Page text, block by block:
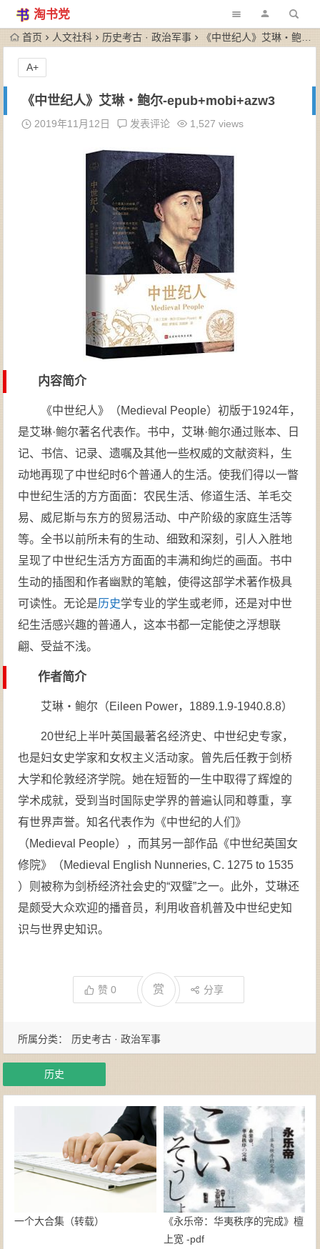
淘书党
首页 人文社科 历史考古 · 政治军事 《中世纪人》艾琳・鲍尔-epub+mobi+azw3
《中世纪人》艾琳・鲍尔-epub+mobi+azw3
2019年11月12日 发表评论 1,527 views
内容简介
《中世纪人》（Medieval People）初版于1924年，
是艾琳·鲍尔著名代表作。书中，艾琳·鲍尔通过账本、日
记、书信、记录、遗嘱及其他一些权威的文献资料，生
动地再现了中世纪时6个普通人的生活。使我们得以一瞥
中世纪生活的方方面面：农民生活、修道生活、羊毛交
易、威尼斯与东方的贸易活动、中产阶级的家庭生活等
等。全书以前所未有的生动、细致和深刻，引人入胜地
呈现了中世纪生活方方面面的丰满和绚烂的画面。书中
生动的插图和作者幽默的笔触，使得这部学术著作极具
可读性。无论是历史学专业的学生或老师，还是对中世
纪生活感兴趣的普通人，这本书都一定能使之浮想联
翩、受益不浅。
作者简介
艾琳・鲍尔（Eileen Power，1889.1.9-1940.8.8）
20世纪上半叶英国最著名经济史、中世纪史专家，
也是妇女史学家和女权主义活动家。曾先后任教于剑桥
大学和伦敦经济学院。她在短暂的一生中取得了辉煌的
学术成就，受到当时国际史学界的普遍认同和尊重，享
有世界声誉。知名代表作为《中世纪的人们》
（Medieval People），而其另一部作品《中世纪英国女
修院》（Medieval English Nunneries, C. 1275 to 1535
）则被称为剑桥经济社会史的“双璧”之一。此外，艾琳还
是颇受大众欢迎的播音员，利用收音机普及中世纪史知
识与世界史知识。
赞0 赏 分享
A+
所属分类： 历史考古 · 政治军事
历史
一个大合集（转载）
《永乐帝：华夷秩序的完成》檀
上宽 -pdf